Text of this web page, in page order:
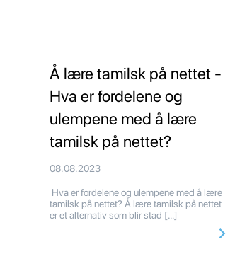
Å lære tamilsk på nettet -
Hva er fordelene og
ulempene med å lære
tamilsk på nettet?
08.08.2023
Hva er fordelene og ulempene med å lære
tamilsk på nettet? Å lære tamilsk på nettet
er et alternativ som blir stad […]